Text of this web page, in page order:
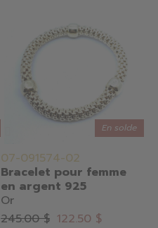
En solde
07-091574-02
Bracelet pour femme
en argent 925
Or
245.00 $ 122.50 $